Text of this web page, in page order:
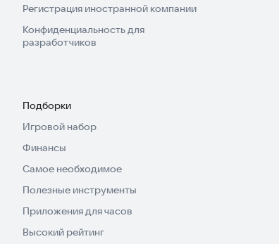
Регистрация иностранной компании
Конфиденциальность для
разработчиков
Подборки
Игровой набор
Финансы
Самое необходимое
Полезные инструменты
Приложения для часов
Высокий рейтинг